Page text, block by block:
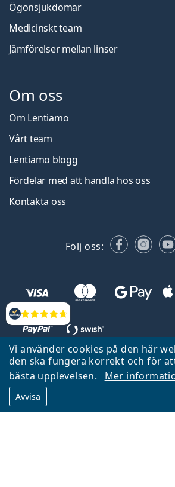
Vi använder cookies på den här
den ska fungera korrekt och för
bästa upplevelsen.
Mer
Avvisa
Recensioner
Ögonsjukdomar
Medicinskt team
Jämförelser mellan linser
Om oss
Om Lentiamo
Vårt team
Lentiamo blogg
Fördelar med att handla hos oss
Kontakta oss
Följ oss: Facebook
Tillbaka till startsidan
Gå
Lentiamo.se ägs och drivs av Lentiamo